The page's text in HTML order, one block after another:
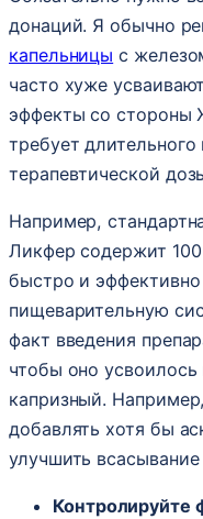
донаций. Я обычно
капельницы с
часто хуже
эффекты со стороны
требует
терапевтической
Например,
Ликфер содержит
быстро и
пищеварительную
факт введения
чтобы оно
капризный.
добавлять хотя бы
улучшить
Контролируйте